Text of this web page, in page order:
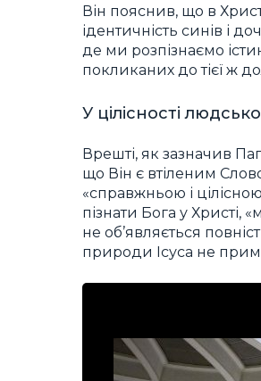
Він пояснив, що в
ідентичність синів і
де ми розпізнаємо
покликаних до тієї ж
У цілісності
Врешті, як зазначив
що Він є втіленим
«справжньою і
пізнати Бога у Христі,
не об’являється
природи Ісуса не